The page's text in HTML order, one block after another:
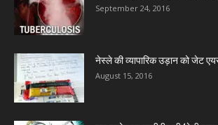
Admac Group Companies
Deep Shree Pharmaceuticals
September 24, 2016
नेस्ले की व्यापारिक उड़ान को जेट
August 15, 2016